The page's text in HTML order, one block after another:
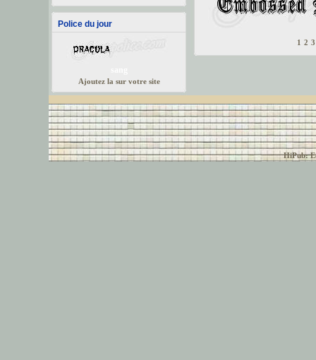
Police du jour
Ajoutez la sur votre site
1 2 3
HiPub: